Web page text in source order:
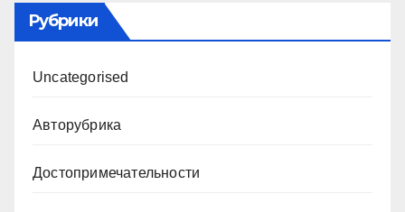
Рубрики
Uncategorised
Авторубрика
Достопримечательности